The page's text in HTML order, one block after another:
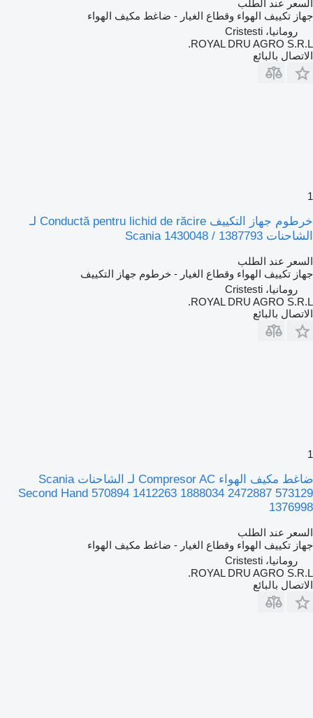
السعر عند الطلب
جهاز تكييف الهواء وقطاع الغيار - ضاغط مكيف الهواء
رومانيا، Cristesti
ROYAL DRU AGRO S.R.L.
الاتصال بالبائع
1
خرطوم جهاز التكييف Conductă pentru lichid de răcire لـ
الشاحنات Scania 1430048 / 1387793
السعر عند الطلب
جهاز تكييف الهواء وقطاع الغيار - خرطوم جهاز التكييف
رومانيا، Cristesti
ROYAL DRU AGRO S.R.L.
الاتصال بالبائع
1
ضاغط مكيف الهواء Compresor AC لـ الشاحنات Scania
Second Hand 570894 1412263 1888034 2472887 573129
1376998
السعر عند الطلب
جهاز تكييف الهواء وقطاع الغيار - ضاغط مكيف الهواء
رومانيا، Cristesti
ROYAL DRU AGRO S.R.L.
الاتصال بالبائع